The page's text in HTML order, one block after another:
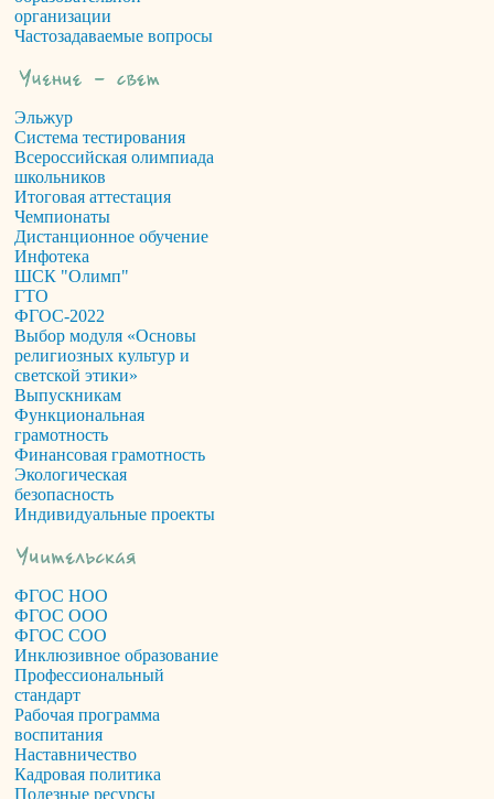
организации
Частозадаваемые вопросы
Эльжур
Система тестирования
Всероссийская олимпиада
школьников
Итоговая аттестация
Чемпионаты
Дистанционное обучение
Инфотека
ШСК "Олимп"
ГТО
ФГОС-2022
Выбор модуля «Основы
религиозных культур и
светской этики»
Выпускникам
Функциональная
грамотность
Финансовая грамотность
Экологическая
безопасность
Индивидуальные проекты
ФГОС НОО
ФГОС ООО
ФГОС СОО
Инклюзивное образование
Профессиональный
стандарт
Рабочая программа
воспитания
Наставничество
Кадровая политика
Полезные ресурсы